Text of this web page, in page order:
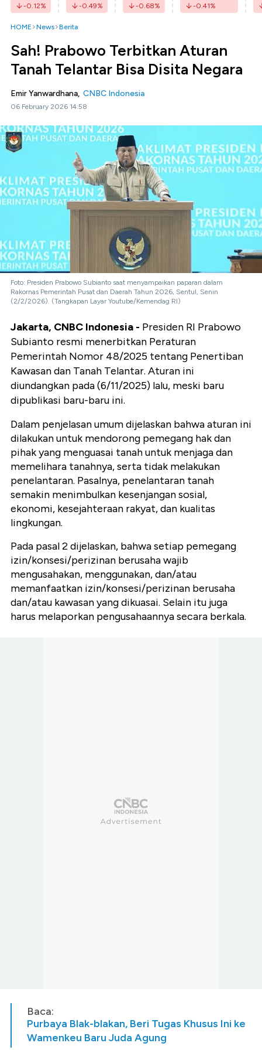
-0.12% -0.49% -0.68% -0.41%
HOME News Berita
Sah! Prabowo Terbitkan Aturan
Tanah Telantar Bisa Disita Negara
Emir Yanwardhana, CNBC Indonesia
06 February 2026 14:58
Foto: Presiden Prabowo Subianto saat menyampaikan paparan dalam
Rakornas Pemerintah Pusat dan Daerah Tahun 2026, Sentul, Senin
(2/2/2026). (Tangkapan Layar Youtube/Kemendag RI)
Jakarta, CNBC Indonesia - Presiden RI Prabowo
Subianto resmi menerbitkan Peraturan
Pemerintah Nomor 48/2025 tentang Penertiban
Kawasan dan Tanah Telantar. Aturan ini
diundangkan pada (6/11/2025) lalu, meski baru
dipublikasi baru-baru ini.
Dalam penjelasan umum dijelaskan bahwa aturan ini
dilakukan untuk mendorong pemegang hak dan
pihak yang menguasai tanah untuk menjaga dan
memelihara tanahnya, serta tidak melakukan
penelantaran. Pasalnya, penelantaran tanah
semakin menimbulkan kesenjangan sosial,
ekonomi, kesejahteraan rakyat, dan kualitas
lingkungan.
Pada pasal 2 dijelaskan, bahwa setiap pemegang
izin/konsesi/perizinan berusaha wajib
mengusahakan, menggunakan, dan/atau
memanfaatkan izin/konsesi/perizinan berusaha
dan/atau kawasan yang dikuasai. Selain itu juga
harus melaporkan pengusahaannya secara berkala.
Baca:
Purbaya Blak-blakan, Beri Tugas Khusus Ini ke
Wamenkeu Baru Juda Agung